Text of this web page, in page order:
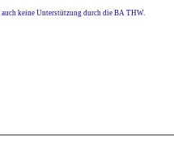
keine Unterstützung durch die BA THW.